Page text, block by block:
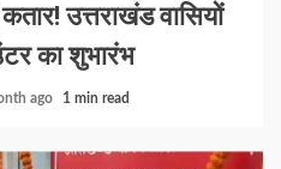
उत्तराखंड वासियों
का शुभारंभ
ago 1 min read